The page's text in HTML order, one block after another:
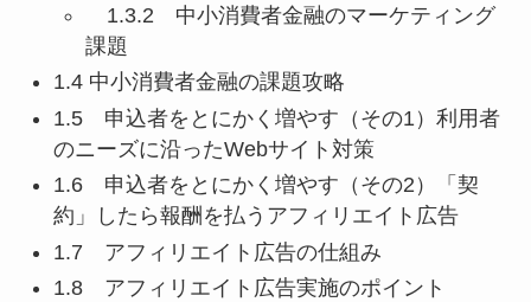
1.3.2 中小消費者金融のマーケティング
課題
1.4 中小消費者金融の課題攻略
1.5 申込者をとにかく増やす（その1）利用者
のニーズに沿ったWebサイト対策
1.6 申込者をとにかく増やす（その2）「契
約」したら報酬を払うアフィリエイト広告
1.7 アフィリエイト広告の仕組み
1.8 アフィリエイト広告実施のポイント